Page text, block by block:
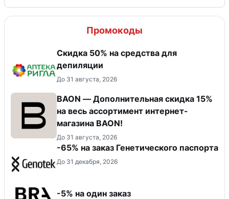
Промокоды
Скидка 50% на средства для
депиляции
До 31 августа, 2026
BAON — Дополнительная скидка 15%
на весь ассортимент интернет-
магазина BAON!
До 31 августа, 2026
-65% на заказ Генетического паспорта
До 31 декабря, 2026
-5% на один заказ